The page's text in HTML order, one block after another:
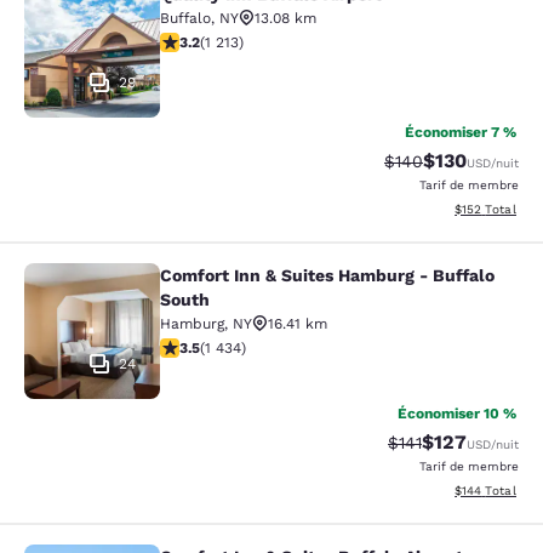
29
Buffalo, NY
13.08 km
3.2 étoiles. Bien. 1213 commentaires
3.2(1 213)
Économiser 7 %
Tarif barré :
$140Tarif réduit :
$130USD/nuit
Tarif de membre
Afficher les
$152 Total
Comfort Inn & Suites Hamburg -
24
Comfort Inn & Suites Hamburg - Buffalo
South
Hamburg, NY
16.41 km
3.45 étoiles. Bien. 1434 commentaires
3.5(1 434)
Économiser 10 %
Tarif barré :
$141Tarif réduit :
$127USD/nuit
Tarif de membre
Afficher les
$144 Total